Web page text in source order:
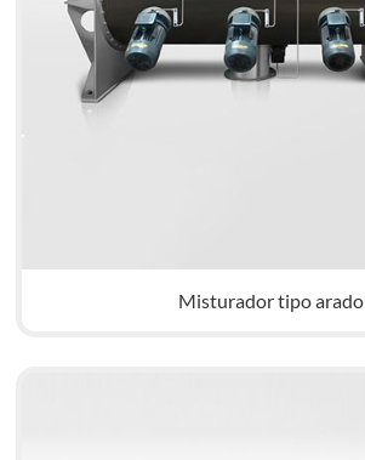
Misturador tipo arado